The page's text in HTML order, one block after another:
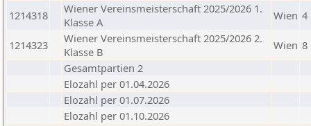
1214318
Wiener Vereinsmeisterschaft 2025/2026 1.
Klasse A
Wien 4
1214323
Wiener Vereinsmeisterschaft 2025/2026 2.
Klasse B
Wien 8
Gesamtpartien 2
Elozahl per 01.04.2026
Elozahl per 01.07.2026
Elozahl per 01.10.2026